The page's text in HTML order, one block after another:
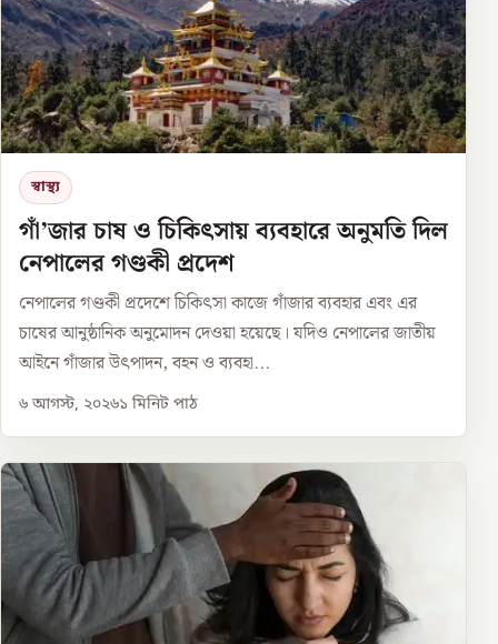
স্বাস্থ্য
গাঁ’জার চাষ ও চিকিৎসায় ব্যবহারে অনুমতি দিল
নেপালের গণ্ডকী প্রদেশ
নেপালের গণ্ডকী প্রদেশে চিকিৎসা কাজে গাঁজার ব্যবহার এবং এর
চাষের আনুষ্ঠানিক অনুমোদন দেওয়া হয়েছে। যদিও নেপালের জাতীয়
আইনে গাঁজার উৎপাদন, বহন ও ব্যবহা...
৬ আগস্ট, ২০২৬১ মিনিট পাঠ